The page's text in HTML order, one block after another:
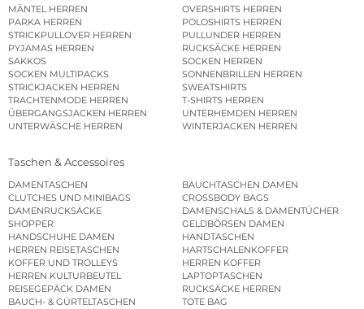
MÄNTEL HERREN
OVERSHIRTS HERREN
PARKA HERREN
POLOSHIRTS HERREN
STRICKPULLOVER HERREN
PULLUNDER HERREN
PYJAMAS HERREN
RUCKSÄCKE HERREN
SAKKOS
SOCKEN HERREN
SOCKEN MULTIPACKS
SONNENBRILLEN HERREN
STRICKJACKEN HERREN
SWEATSHIRTS
TRACHTENMODE HERREN
T-SHIRTS HERREN
ÜBERGANGSJACKEN HERREN
UNTERHEMDEN HERREN
UNTERWÄSCHE HERREN
WINTERJACKEN HERREN
Taschen & Accessoires
DAMENTASCHEN
BAUCHTASCHEN DAMEN
CLUTCHES UND MINIBAGS
CROSSBODY BAGS
DAMENRUCKSÄCKE
DAMENSCHALS & DAMENTÜCHER
SHOPPER
GELDBÖRSEN DAMEN
HANDSCHUHE DAMEN
HANDTASCHEN
HERREN REISETASCHEN
HARTSCHALENKOFFER
KOFFER UND TROLLEYS
HERREN KOFFER
HERREN KULTURBEUTEL
LAPTOPTASCHEN
REISEGEPÄCK DAMEN
RUCKSÄCKE HERREN
BAUCH- & GÜRTELTASCHEN
TOTE BAG